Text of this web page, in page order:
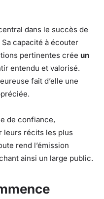
dans le succès de
Sa capacité à écouter
pertinentes crée un
entendu et valorisé.
fait d’elle une
de confiance,
leurs récits les plus
rend l’émission
ainsi un large public.